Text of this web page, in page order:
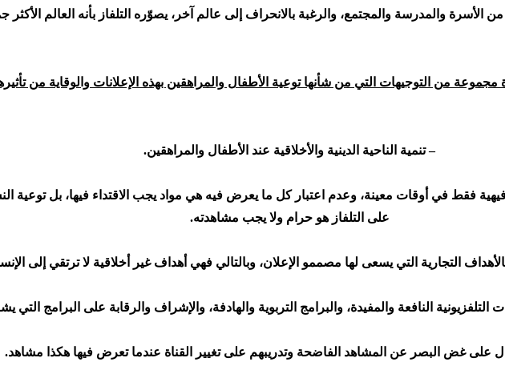
من الأسرة والمدرسة والمجتمع، والرغبة بالانحراف إلى عالم آخر، يصوّره التلفاز بأنه العالم الأكثر
مجموعة من التوجيهات التي من شأنها توعية الأطفال والمراهقين بهذه الإعلانات والوقاية من
– تنمية الناحية الدينية والأخلاقية عند الأطفال والمراهقين.
فقط في أوقات معينة، وعدم اعتبار كل ما يعرض فيه هي مواد يجب الاقتداء فيها، بل توعية
على التلفاز هو حرام ولا يجب مشاهدته.
التجارية التي يسعى لها مصممو الإعلان، وبالتالي فهي أهداف غير أخلاقية لا ترتقي إلى
التلفزيونية النافعة والمفيدة، والبرامج التربوية والهادفة، والإشراف والرقابة على البرامج التي
على غض البصر عن المشاهد الفاضحة وتدريبهم على تغيير القناة عندما تعرض فيها هكذا مشاهد.